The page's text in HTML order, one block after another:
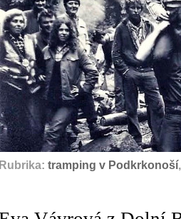
Rubrika: tramping v Podkrkonoší